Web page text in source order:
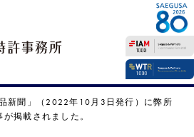
品新聞」（2022年10月3日発行）に弊所
掲載されました。